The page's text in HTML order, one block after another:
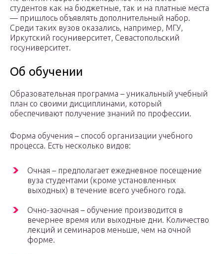
студентов как на бюджетные, так и на платные места
— пришлось объявлять дополнительный набор.
Среди таких вузов оказались, например, МГУ,
Иркутский госуниверситет, Севастопольский
госуниверситет.
Об обучении
Образовательная программа – уникальный учебный
план со своими дисциплинами, который
обеспечивают получение знаний по профессии.
Форма обучения – способ организации учебного
процесса. Есть несколько видов:
Очная – предполагает ежедневное посещение
вуза студентами (кроме установленных
выходных) в течение всего учебного года.
Очно-заочная – обучение производится в
вечернее время или выходные дни. Количество
лекций и семинаров меньше, чем на очной
форме.